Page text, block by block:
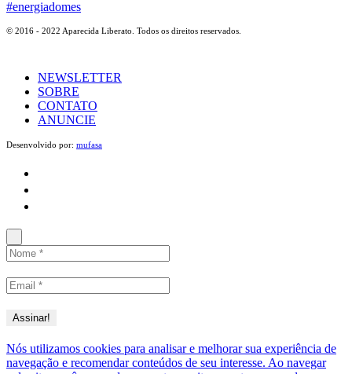
© 2016 - 2022 Aparecida Liberato. Todos os direitos reservados.
NEWSLETTER
SOBRE
CONTATO
ANUNCIE
Desenvolvido por: mufasa
Nós utilizamos cookies para analisar e melhorar sua experiência de
navegação e recomendar conteúdos de seu interesse. Ao navegar